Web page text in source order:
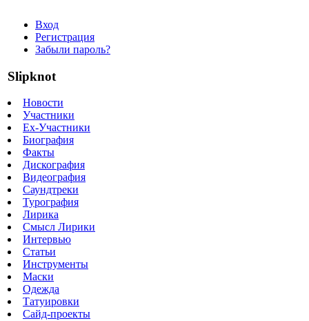
Вход
Регистрация
Забыли пароль?
Slipknot
Новости
Участники
Ex-Участники
Биография
Факты
Дискография
Видеография
Саундтреки
Турография
Лирика
Смысл Лирики
Интервью
Статьи
Инструменты
Маски
Одежда
Татуировки
Сайд-проекты